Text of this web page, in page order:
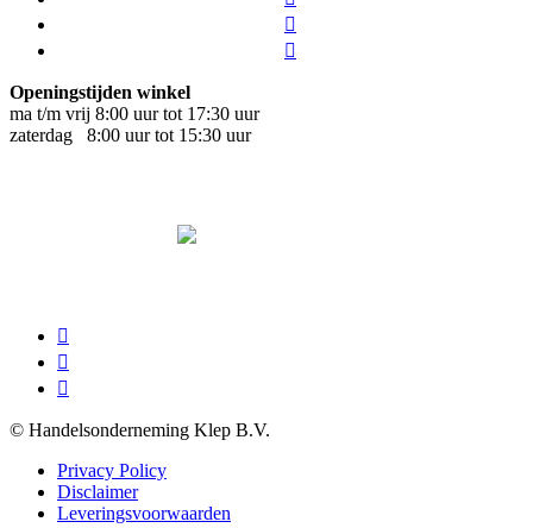
Openingstijden winkel
ma t/m vrij 8:00 uur tot 17:30 uur
zaterdag 8:00 uur tot 15:30 uur
© Handelsonderneming Klep B.V.
Privacy Policy
Disclaimer
Leveringsvoorwaarden